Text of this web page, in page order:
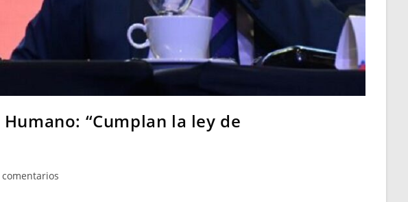
“Cumplan la ley de
comentarios